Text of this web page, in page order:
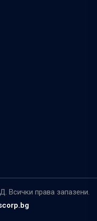
Всички права запазени.